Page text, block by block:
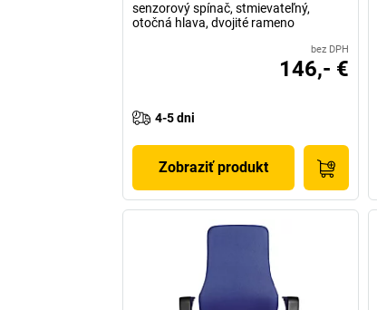
senzorový spínač, stmievateľný,
otočná hlava, dvojité rameno
bez DPH
146,- €
4-5 dni
Zobraziť produkt